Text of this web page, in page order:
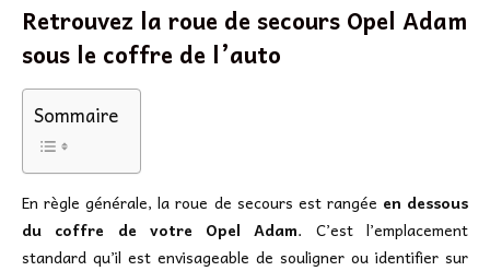
Retrouvez la roue de secours Opel Adam
sous le coffre de l’auto
Sommaire
En règle générale, la roue de secours est rangée en dessous
du coffre de votre Opel Adam. C’est l’emplacement
standard qu’il est envisageable de souligner ou identifier sur